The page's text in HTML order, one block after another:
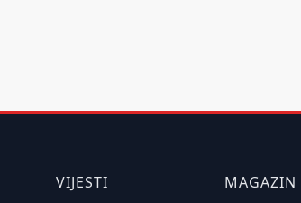
VIJESTI
MAGAZIN